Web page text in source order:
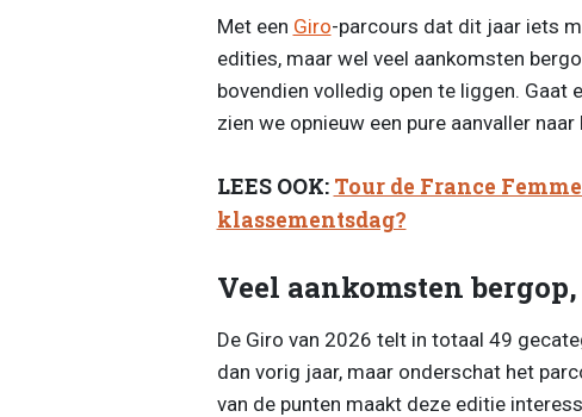
Met een Giro-parcours dat dit jaar iets
edities, maar wel veel aankomsten
bovendien volledig open te liggen. Gaat
zien we opnieuw een pure aanvaller
LEES OOK: Tour de France
klassementsdag?
Veel aankomsten
De Giro van 2026 telt in totaal 49
dan vorig jaar, maar onderschat het
van de punten maakt deze editie